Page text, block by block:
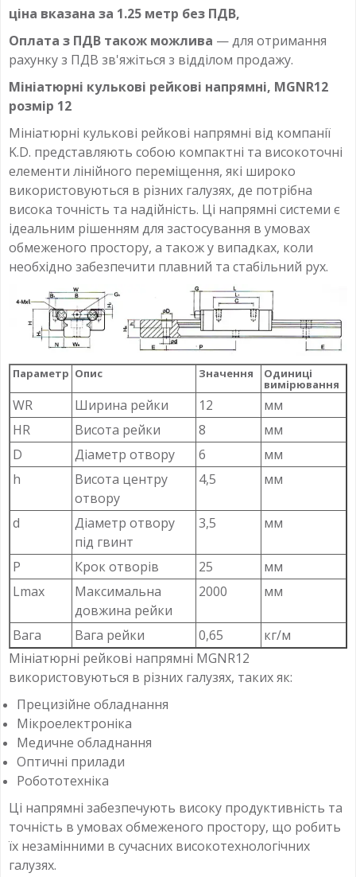
ціна вказана за 1.25 метр без ПДВ,
Оплата з ПДВ також можлива — для отримання
рахунку з ПДВ зв'яжіться з відділом продажу.
Мініатюрні кулькові рейкові напрямні, MGNR12
розмір 12
Мініатюрні кулькові рейкові напрямні від компанії
K.D. представляють собою компактні та високоточні
елементи лінійного переміщення, які широко
використовуються в різних галузях, де потрібна
висока точність та надійність. Ці напрямні системи є
ідеальним рішенням для застосування в умовах
обмеженого простору, а також у випадках, коли
необхідно забезпечити плавний та стабільний рух.
Параметр Опис Значення Одиниці
вимірювання
WR Ширина рейки 12
мм
HR
Висота рейки 8
мм
D
Діаметр отвору 6
мм
h
Висота центру
отвору
4,5 мм
d
Діаметр отвору
під гвинт
3,5 мм
P Крок отворів 25
мм
Lmax
Максимальна
довжина рейки
2000 мм
Вага Вага рейки 0,65
кг/м
Мініатюрні рейкові напрямні MGNR12
використовуються в різних галузях, таких як:
Прецизійне обладнання
Мікроелектроніка
Медичне обладнання
Оптичні прилади
Робототехніка
Ці напрямні забезпечують високу продуктивність та
точність в умовах обмеженого простору, що робить
їх незамінними в сучасних високотехнологічних
галузях.